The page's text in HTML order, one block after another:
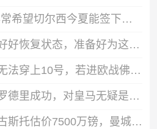
乔迪·莫里斯：我非常希望切尔西今夏能签下巴尔科拉
加维：与全队一起好好恢复状态，准备好为这个赛季全力以赴
都体：马斯坦托诺无法穿上10号，若进欧战佛罗伦萨可商讨是否买断
马卡：若巴萨截胡罗德里成功，对皇马无疑是双重打击
罗马诺：切尔西为古斯托估价7500万镑，曼城不会支付这样的费用